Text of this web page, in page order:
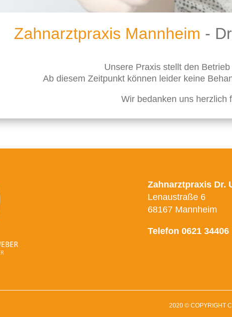
Zahnarztpraxis Mannheim -
Unsere Praxis stellt den Betrieb
Ab diesem Zeitpunkt können leider keine
Wir bedanken uns herzlich
Zahnarztpraxis Dr.
Lenaustraße 6
68167 Mannheim
Telefon 0621 34406
2020 © COPYRIGHT